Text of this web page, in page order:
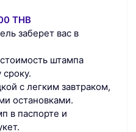
THB
заберет вас в
штампа
с легким завтраком,
остановками.
в паспорте и